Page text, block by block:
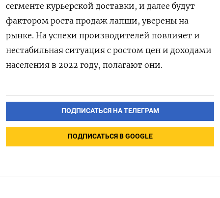
сегменте курьерской доставки, и далее будут
фактором роста продаж лапши, уверены на
рынке. На успехи производителей повлияет и
нестабильная ситуация с ростом цен и доходами
населения в 2022 году, полагают они.
ПОДПИСАТЬСЯ НА ТЕЛЕГРАМ
ПОДПИСАТЬСЯ В GOOGLE